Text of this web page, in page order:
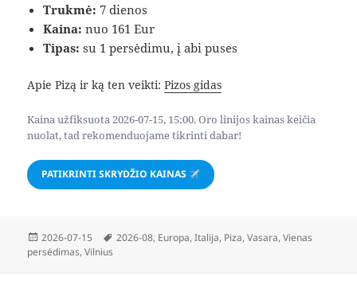
Trukmė: 7 dienos
Kaina: nuo 161 Eur
Tipas: su 1 persėdimu, į abi puses
Apie Pizą ir ką ten veikti:Pizos gidas
Kaina užfiksuota 2026-07-15, 15:00. Oro linijos kainas keičia
nuolat, tad rekomenduojame tikrinti dabar!
PATIKRINTI SKRYDŽIO KAINAS
Paskelbta
2026-07-15 Žymos
2026-08, Europa,Italija, Piza,Vasara,Vienas
persėdimas,Vilnius